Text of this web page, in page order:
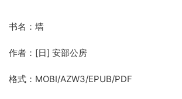
书名：墙
作者：[日] 安部公房
格式：MOBI/AZW3/EPUB/PDF